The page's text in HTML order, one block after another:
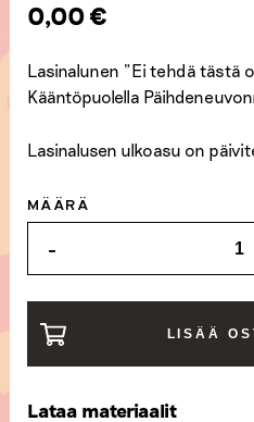
0,00€
Lasinalunen ”Ei tehdä tästä
Kääntöpuolella
Lasinalusen ulkoasu on
MÄÄRÄ
-
MÄÄRÄ
LISÄÄ
Lataa materiaalit